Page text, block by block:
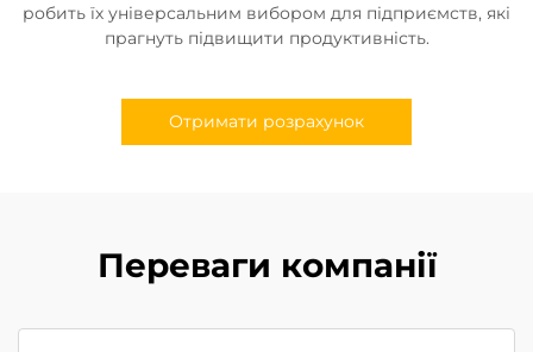
робить їх універсальним вибором для підприємств, які
прагнуть підвищити продуктивність.
Отримати розрахунок
Переваги компанії